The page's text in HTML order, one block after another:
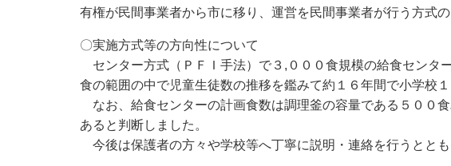
有権が民間事業者から市に移り、運営を民間事業者が行う方式の
〇実施方式等の方向性について
センター方式（ＰＦＩ手法）で３,０００食規模の給食センタ
食の範囲の中で児童生徒数の推移を鑑みて約１６年間で小学校
なお、給食センターの計画食数は調理釜の容量である５００
あると判断しました。
今後は保護者の方々や学校等へ丁寧に説明・連絡を行うとと